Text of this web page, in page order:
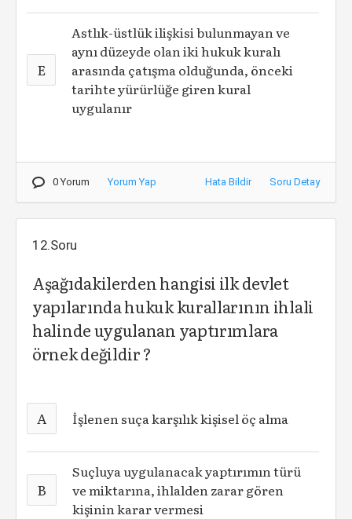
E
Astlık-üstlük ilişkisi bulunmayan ve
aynı düzeyde olan iki hukuk kuralı
arasında çatışma olduğunda, önceki
tarihte yürürlüğe giren kural
uygulanır
0 Yorum Yorum Yap Hata Bildir Soru Detay
12.Soru
Aşağıdakilerden hangisi ilk devlet
yapılarında hukuk kurallarının ihlali
halinde uygulanan yaptırımlara
örnek değildir ?
A İşlenen suça karşılık kişisel öç alma
B
Suçluya uygulanacak yaptırımın türü
ve miktarına, ihlalden zarar gören
kişinin karar vermesi